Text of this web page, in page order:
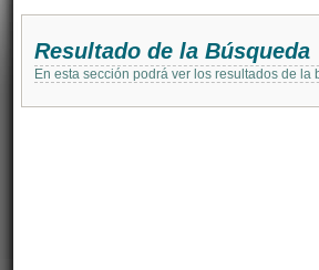
Resultado de la Búsqueda
En esta sección podrá ver los resultados de